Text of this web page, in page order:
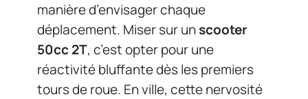
manière d’envisager chaque
déplacement. Miser sur unscooter
50cc 2T, c’est opter pour une
réactivité bluffante dès les premiers
tours de roue. En ville, cette nervosité